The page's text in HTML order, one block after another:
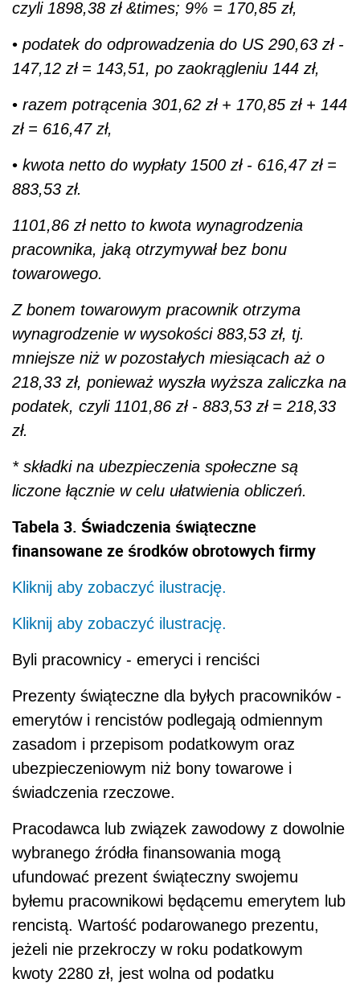
czyli 1898,38 zł &times; 9% = 170,85 zł,
• podatek do odprowadzenia do US 290,63 zł -
147,12 zł = 143,51, po zaokrągleniu 144 zł,
• razem potrącenia 301,62 zł + 170,85 zł + 144
zł = 616,47 zł,
• kwota netto do wypłaty 1500 zł - 616,47 zł =
883,53 zł.
1101,86 zł netto to kwota wynagrodzenia
pracownika, jaką otrzymywał bez bonu
towarowego.
Z bonem towarowym pracownik otrzyma
wynagrodzenie w wysokości 883,53 zł, tj.
mniejsze niż w pozostałych miesiącach aż o
218,33 zł, ponieważ wyszła wyższa zaliczka na
podatek, czyli 1101,86 zł - 883,53 zł = 218,33
zł.
* składki na ubezpieczenia społeczne są
liczone łącznie w celu ułatwienia obliczeń.
Tabela 3. Świadczenia świąteczne
finansowane ze środków obrotowych firmy
Kliknij aby zobaczyć ilustrację.
Kliknij aby zobaczyć ilustrację.
Byli pracownicy - emeryci i renciści
Prezenty świąteczne dla byłych pracowników -
emerytów i rencistów podlegają odmiennym
zasadom i przepisom podatkowym oraz
ubezpieczeniowym niż bony towarowe i
świadczenia rzeczowe.
Pracodawca lub związek zawodowy z dowolnie
wybranego źródła finansowania mogą
ufundować prezent świąteczny swojemu
byłemu pracownikowi będącemu emerytem lub
rencistą. Wartość podarowanego prezentu,
jeżeli nie przekroczy w roku podatkowym
kwoty 2280 zł, jest wolna od podatku